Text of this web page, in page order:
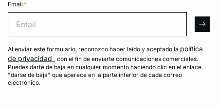
Email *
Al enviar este formulario, reconozco haber leído y aceptado la política
de privacidad , con el fin de enviarte comunicaciones comerciales.
Puedes darte de baja en cualquier momento haciendo clic en el enlace
"darse de baja" que aparece en la parte inferior de cada correo
electrónico.